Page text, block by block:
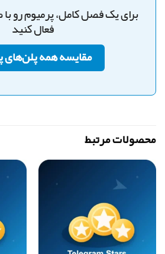
برای یک فصل کامل، پرمیوم رو
فعال کنید
مقایسه همه پلن‌های
محصولات مرتبط